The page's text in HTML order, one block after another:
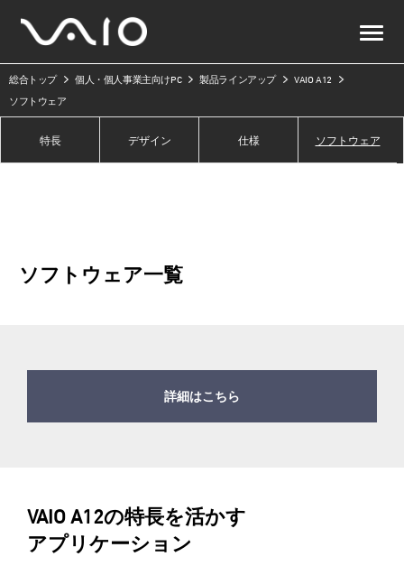
総合トップ 個人・個人事業主向けPC 製品ラインアップ
VAIO A12
ソフトウェア
特長 デザイン 仕様 ソフトウェア
ソフトウェア一覧
詳細はこちら
VAIO A12の特長を活かす
アプリケーション